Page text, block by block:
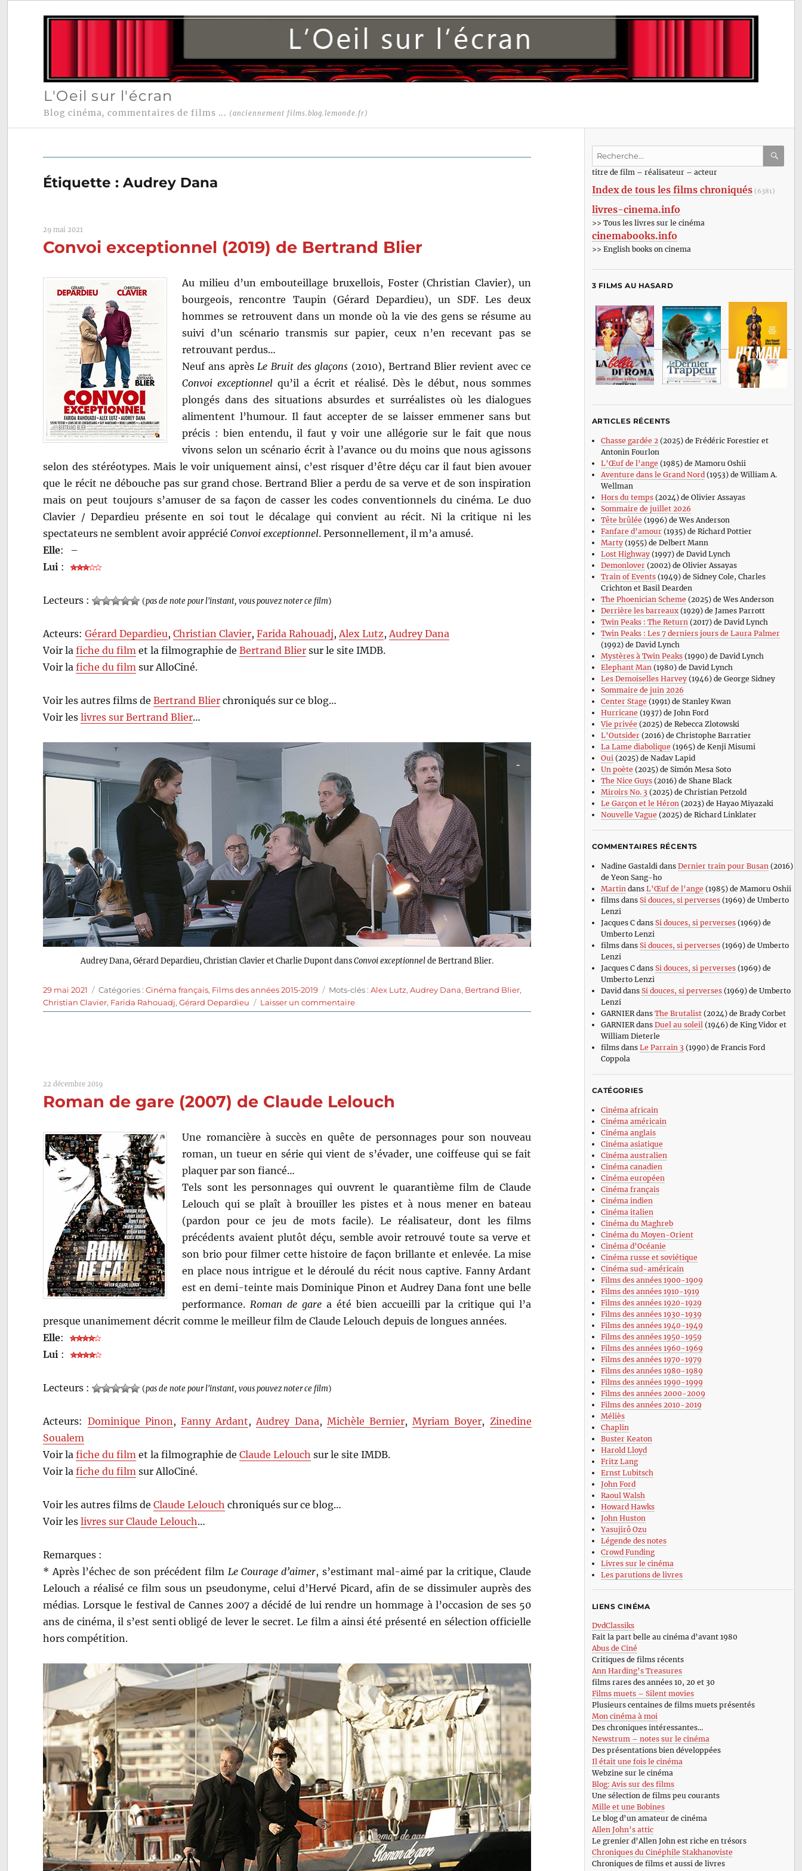
L'Oeil sur l'écran
Blog cinéma, commentaires de films ... (anciennement films.blog.lemonde.fr)
Étiquette :Audrey Dana
29 mai 2021
Convoi exceptionnel (2019) de Bertrand Blier
Au milieu d’un embouteillage bruxellois, Foster (Christian Clavier), un
bourgeois, rencontre Taupin (Gérard Depardieu), un SDF. Les deux
hommes se retrouvent dans un monde où la vie des gens se résume au
suivi d’un scénario transmis sur papier, ceux n’en recevant pas se
retrouvant perdus…
Neuf ans après Le Bruit des glaçons (2010), Bertrand Blier revient avec ce
Convoi exceptionnel qu’il a écrit et réalisé. Dès le début, nous sommes
plongés dans des situations absurdes et surréalistes où les dialogues
alimentent l’humour. Il faut accepter de se laisser emmener sans but
précis : bien entendu, il faut y voir une allégorie sur le fait que nous
vivons selon un scénario écrit à l’avance ou du moins que nous agissons
selon des stéréotypes. Mais le voir uniquement ainsi, c’est risquer d’être déçu car il faut bien avouer
que le récit ne débouche pas sur grand chose. Bertrand Blier a perdu de sa verve et de son inspiration
mais on peut toujours s’amuser de sa façon de casser les codes conventionnels du cinéma. Le duo
Clavier / Depardieu présente en soi tout le décalage qui convient au récit. Ni la critique ni les
spectateurs ne semblent avoir appréciéConvoi exceptionnel. Personnellement, il m’a amusé.
Elle:
–
Lui :
Lecteurs : (pas de note pour l'instant, vous pouvez noter ce film)
Acteurs:Gérard Depardieu,Christian Clavier,Farida Rahouadj, Alex Lutz, Audrey Dana
Voir lafiche du film et la filmographie deBertrand Blier sur le site IMDB.
Voir lafiche du film sur AlloCiné.
Voir les autres films deBertrand Blier chroniqués sur ce blog…
Voir leslivres sur Bertrand Blier…
Audrey Dana, Gérard Depardieu, Christian Clavier et Charlie Dupont dansConvoi exceptionnelde Bertrand Blier.
Publié
le
29 mai 2021 Catégories
Catégories :Cinéma français, Films des années 2015-2019 Étiquettes
Mots-clés :Alex Lutz,Audrey Dana, Bertrand Blier,
Christian Clavier, Farida Rahouadj,Gérard Depardieu Laisser un commentairesur
Convoi
22 décembre 2019
Roman de gare (2007) de Claude Lelouch
Une romancière à succès en quête de personnages pour son nouveau
roman, un tueur en série qui vient de s’évader, une coiffeuse qui se fait
plaquer par son fiancé…
Tels sont les personnages qui ouvrent le quarantième film de Claude
Lelouch qui se plaît à brouiller les pistes et à nous mener en bateau
(pardon pour ce jeu de mots facile). Le réalisateur, dont les films
précédents avaient plutôt déçu, semble avoir retrouvé toute sa verve et
son brio pour filmer cette histoire de façon brillante et enlevée. La mise
en place nous intrigue et le déroulé du récit nous captive. Fanny Ardant
est en demi-teinte mais Dominique Pinon et Audrey Dana font une belle
performance. Roman de gare a été bien accueilli par la critique qui l’a
presque unanimement décrit comme le meilleur film de Claude Lelouch depuis de longues années.
Elle:
Lui :
Lecteurs : (pas de note pour l'instant, vous pouvez noter ce film)
Acteurs: Dominique Pinon , Fanny Ardant, Audrey Dana, Michèle Bernier,Myriam Boyer, Zinedine
Soualem
Voir lafiche du film et la filmographie deClaude Lelouch sur le site IMDB.
Voir lafiche du film sur AlloCiné.
Voir les autres films deClaude Lelouch chroniqués sur ce blog…
Voir leslivres sur Claude Lelouch…
Remarques :
* Après l’échec de son précédent film Le Courage d’aimer, s’estimant mal-aimé par la critique, Claude
Lelouch a réalisé ce film sous un pseudonyme, celui d’Hervé Picard, afin de se dissimuler auprès des
médias. Lorsque le festival de Cannes 2007 a décidé de lui rendre un hommage à l’occasion de ses 50
ans de cinéma, il s’est senti obligé de lever le secret. Le film a ainsi été présenté en sélection officielle
hors compétition.
Recherche
:titre de film – réalisateur – acteur
Index de tous les films chroniqués (6381)
livres-cinema.info
>> Tous les livres sur le cinéma
cinemabooks.info
>> English books on cinema
3 FILMS AU HASARD
ARTICLES RÉCENTS
Chasse gardée 2(2025) de Frédéric Forestier et
Antonin Fourlon
L’Œuf de l’ange (1985) de Mamoru Oshii
Aventure dans le Grand Nord(1953) de William A.
Wellman
Hors du temps(2024) de Olivier Assayas
Sommaire de juillet 2026
Tête brûlée (1996) de Wes Anderson
Fanfare d’amour(1935) de Richard Pottier
Marty(1955) de Delbert Mann
Lost Highway(1997) de David Lynch
Demonlover(2002) de Olivier Assayas
Train of Events(1949) de Sidney Cole, Charles
Crichton et Basil Dearden
The Phoenician Scheme (2025) de Wes Anderson
Derrière les barreaux(1929) de James Parrott
Twin Peaks : The Return(2017) de David Lynch
Twin Peaks : Les 7 derniers jours de Laura Palmer
(1992) de David Lynch
Mystères à Twin Peaks(1990) de David Lynch
Elephant Man(1980) de David Lynch
Les Demoiselles Harvey(1946) de George Sidney
Sommaire de juin 2026
Center Stage (1991) de Stanley Kwan
Hurricane (1937) de John Ford
Vie privée (2025) de Rebecca Zlotowski
L’Outsider(2016) de Christophe Barratier
La Lame diabolique (1965) de Kenji Misumi
Oui(2025) de Nadav Lapid
Un poète (2025) de Simón Mesa Soto
The Nice Guys(2016) de Shane Black
Miroirs No. 3 (2025) de Christian Petzold
Le Garçon et le Héron(2023) de Hayao Miyazaki
Nouvelle Vague (2025) de Richard Linklater
COMMENTAIRES RÉCENTS
Nadine Gastaldi dans Dernier train pour Busan (2016)
de Yeon Sang-ho
Martin dans L’Œuf de l’ange (1985) de Mamoru Oshii
filmsdans Si douces, si perverses(1969) de Umberto
Lenzi
Jacques Cdans Si douces, si perverses(1969) de
Umberto Lenzi
filmsdans Si douces, si perverses(1969) de Umberto
Lenzi
Jacques Cdans Si douces, si perverses(1969) de
Umberto Lenzi
David dans Si douces, si perverses(1969) de Umberto
Lenzi
GARNIERdans The Brutalist(2024) de Brady Corbet
GARNIERdans Duel au soleil (1946) de King Vidor et
William Dieterle
filmsdans Le Parrain 3 (1990) de Francis Ford
Coppola
CATÉGORIES
Cinéma africain
Cinéma américain
Cinéma anglais
Cinéma asiatique
Cinéma australien
Cinéma canadien
Cinéma européen
Cinéma français
Cinéma indien
Cinéma italien
Cinéma du Maghreb
Cinéma du Moyen-Orient
Cinéma d’Océanie
Cinéma russe et soviétique
Cinéma sud-américain
Films des années 1900-1909
Films des années 1910-1919
Films des années 1920-1929
Films des années 1930-1939
Films des années 1940-1949
Films des années 1950-1959
Films des années 1960-1969
Films des années 1970-1979
Films des années 1980-1989
Films des années 1990-1999
Films des années 2000-2009
Films des années 2010-2019
Méliès
Chaplin
Buster Keaton
Harold Lloyd
Fritz Lang
Ernst Lubitsch
John Ford
Raoul Walsh
Howard Hawks
John Huston
Yasujirô Ozu
Légende des notes
Crowd Funding
Livres sur le cinéma
Les parutions de livres
LIENS CINÉMA
DvdClassiks
Fait la part belle au cinéma d’avant 1980
Abus de Ciné
Critiques de films récents
Ann Harding’s Treasures
films rares des années 10, 20 et 30
Films muets – Silent movies
Plusieurs centaines de films muets présentés
Mon cinéma à moi
Des chroniques intéressantes…
Newstrum – notes sur le cinéma
Des présentations bien développées
Il était une fois le cinéma
Webzine sur le cinéma
Blog: Avis sur des films
Une sélection de films peu courants
Mille et une Bobines
Le blog d’un amateur de cinéma
Allen John’s attic
Le grenier d’Allen John est riche en trésors
Chroniques du Cinéphile Stakhanoviste
Chroniques de films et aussi de livres